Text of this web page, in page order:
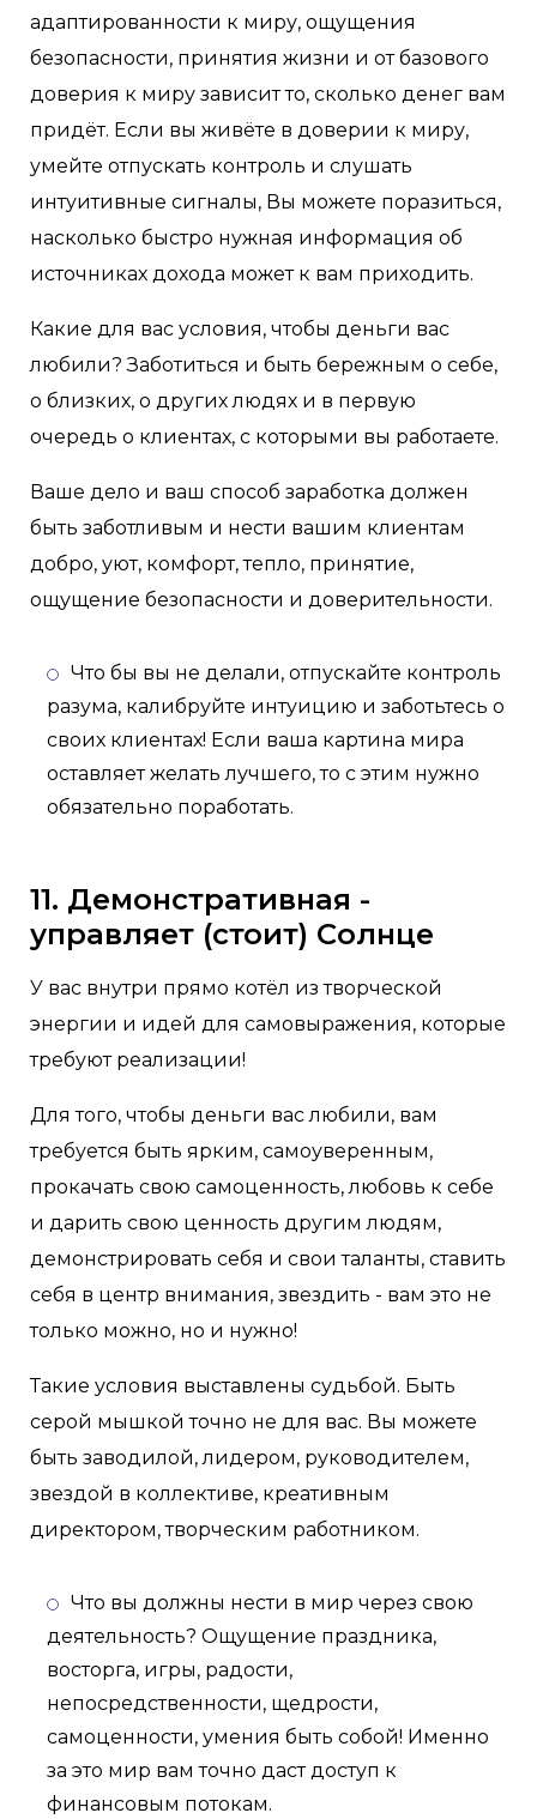
адаптированности к миру, ощущения
безопасности, принятия жизни и от базового
доверия к миру зависит то, сколько денег вам
придёт. Если вы живёте в доверии к миру,
умейте отпускать контроль и слушать
интуитивные сигналы, Вы можете поразиться,
насколько быстро нужная информация об
источниках дохода может к вам приходить.
Какие для вас условия, чтобы деньги вас
любили? Заботиться и быть бережным о себе,
о близких, о других людях и в первую
очередь о клиентах, с которыми вы работаете.
Ваше дело и ваш способ заработка должен
быть заботливым и нести вашим клиентам
добро, уют, комфорт, тепло, принятие,
ощущение безопасности и доверительности.
Что бы вы не делали, отпускайте контроль
разума, калибруйте интуицию и заботьтесь о
своих клиентах! Если ваша картина мира
оставляет желать лучшего, то с этим нужно
обязательно поработать.
11. Демонстративная -
управляет (стоит) Солнце
У вас внутри прямо котёл из творческой
энергии и идей для самовыражения, которые
требуют реализации!
Для того, чтобы деньги вас любили, вам
требуется быть ярким, самоуверенным,
прокачать свою самоценность, любовь к себе
и дарить свою ценность другим людям,
демонстрировать себя и свои таланты, ставить
себя в центр внимания, звездить - вам это не
только можно, но и нужно!
Такие условия выставлены судьбой. Быть
серой мышкой точно не для вас. Вы можете
быть заводилой, лидером, руководителем,
звездой в коллективе, креативным
директором, творческим работником.
Что вы должны нести в мир через свою
деятельность? Ощущение праздника,
восторга, игры, радости,
непосредственности, щедрости,
самоценности, умения быть собой! Именно
за это мир вам точно даст доступ к
финансовым потокам.